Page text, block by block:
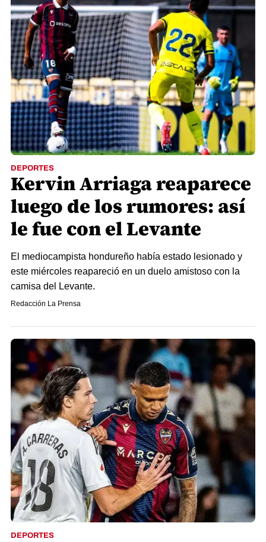
DEPORTES
Kervin Arriaga reaparece
luego de los rumores: así
le fue con el Levante
El mediocampista hondureño había estado lesionado y
este miércoles reapareció en un duelo amistoso con la
camisa del Levante.
Redacción La Prensa
DEPORTES